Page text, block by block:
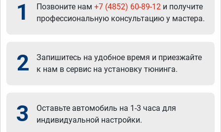
1 Позвоните нам +7 (4852) 60-89-12 и получите
профессиональную консультацию у мастера.
2
Запишитесь на удобное время и приезжайте
к нам в сервис на установку тюнинга.
3
Оставьте автомобиль на 1-3 часа для
индивидуальной настройки.